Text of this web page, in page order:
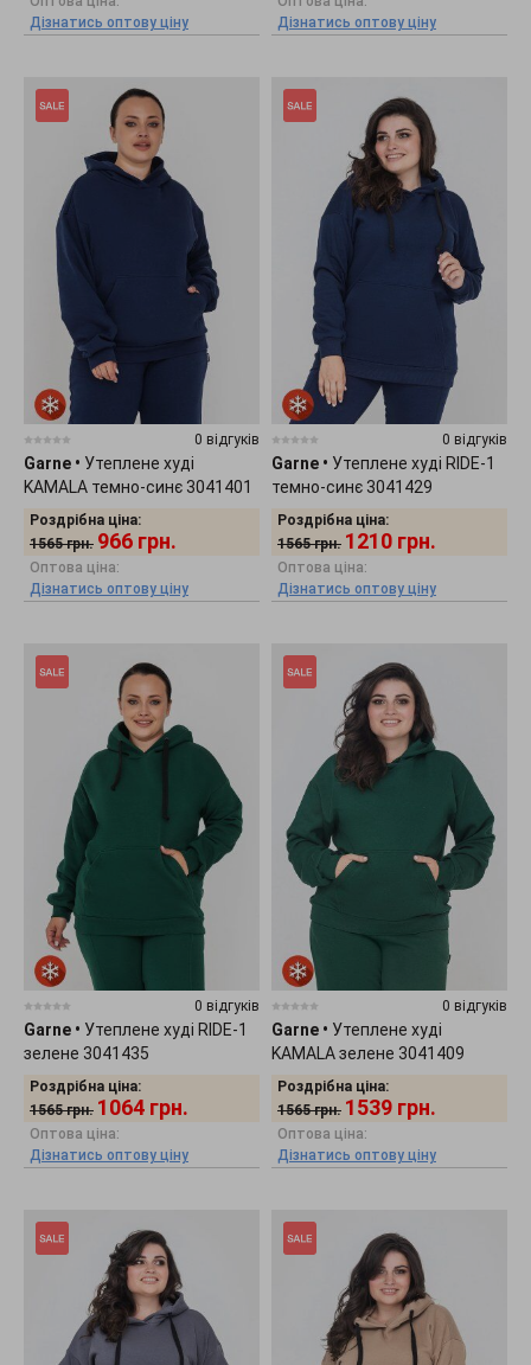
Дізнатись оптову ціну
Дізнатись оптову ціну
0 відгуків
Garne • Утеплене худі
KAMALA темно-синє 3041401
Роздрібна ціна:
1565 грн. 966 грн.
Оптова ціна:
Дізнатись оптову ціну
0 відгуків
Garne • Утеплене худі RIDE-1
темно-синє 3041429
Роздрібна ціна:
1565 грн. 1210 грн.
Оптова ціна:
Дізнатись оптову ціну
0 відгуків
Garne • Утеплене худі RIDE-1
зелене 3041435
Роздрібна ціна:
1565 грн. 1064 грн.
Оптова ціна:
Дізнатись оптову ціну
0 відгуків
Garne • Утеплене худі
KAMALA зелене 3041409
Роздрібна ціна:
1565 грн. 1539 грн.
Оптова ціна:
Дізнатись оптову ціну